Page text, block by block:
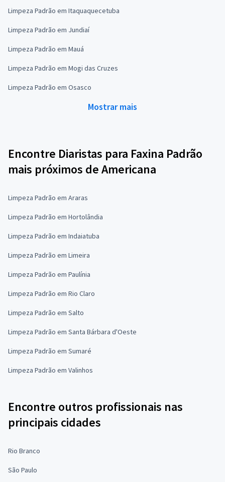
Limpeza Padrão em Itaquaquecetuba
Limpeza Padrão em Jundiaí
Limpeza Padrão em Mauá
Limpeza Padrão em Mogi das Cruzes
Limpeza Padrão em Osasco
Mostrar mais
Encontre Diaristas para Faxina Padrão
mais próximos de Americana
Limpeza Padrão em Araras
Limpeza Padrão em Hortolândia
Limpeza Padrão em Indaiatuba
Limpeza Padrão em Limeira
Limpeza Padrão em Paulínia
Limpeza Padrão em Rio Claro
Limpeza Padrão em Salto
Limpeza Padrão em Santa Bárbara d'Oeste
Limpeza Padrão em Sumaré
Limpeza Padrão em Valinhos
Encontre outros profissionais nas
principais cidades
Rio Branco
São Paulo